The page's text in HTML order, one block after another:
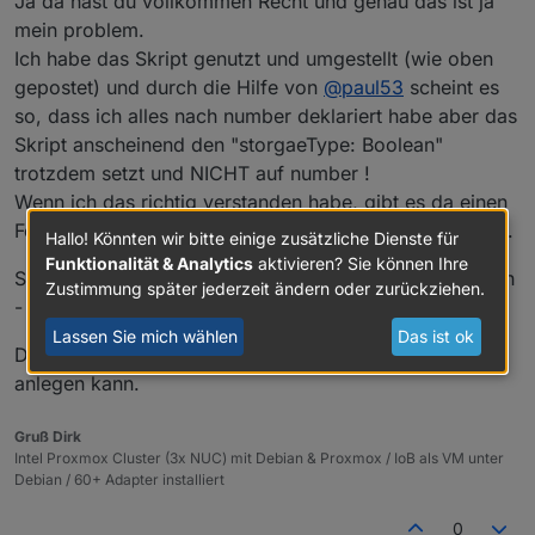
mein problem.
Ich habe das Skript genutzt und umgestellt (wie oben
gepostet) und durch die Hilfe von @paul53 scheint es
so, dass ich alles nach number deklariert habe aber das
Skript anscheinend den "storgaeType: Boolean"
trotzdem setzt und NICHT auf number !
Wenn ich das richtig verstanden habe, gibt es da einen
Fehler und er hat das schon als PR auf Github gepostet.
Somit kann ich es nicht durch das Skript richtig anlegen
- ist jedenfalls meine Schlussfolgerung daraus.
Daher die Frage ob ich da manuell irgendwie Hand
anlegen kann.
Gruß Dirk
Intel Proxmox Cluster (3x NUC) mit Debian & Proxmox / IoB als VM unter
Debian / 60+ Adapter installiert
0
Hallo! Könnten wir bitte einige zusätzliche Dienste für
Funktionalität & Analytics aktivieren? Sie können Ihre
Zustimmung später jederzeit ändern oder zurückziehen.
Lassen Sie mich wählen Das ist ok